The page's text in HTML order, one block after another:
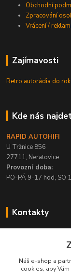
Obchodní
Zpracování
Vrácení /
Zajímavosti
Retro autorádia do
Kde nás
RAPID AUTOHIFI
U Tržnice 856
27711, Neratovice
Provozní doba:
PO-PÁ 9-17 hod, SO
Kontakty
PO-PÁ / 9-17 hod, SO
info@rapid-
Náš e-shop a
cookies, aby